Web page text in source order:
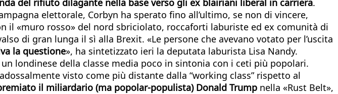
del rifiuto dilagante nella base verso gli ex blairiani liberal in carriera.
elettorale, Corbyn ha sperato fino all’ultimo, se non di vincere,
il «muro rosso» del nord sbriciolato, roccaforti laburiste ed ex comunità di
di gran lunga il sì alla Brexit. «Le persone che avevano votato per l’uscita
la questione», ha sintetizzato ieri la deputata laburista Lisa Nandy.
londinese della classe media poco in sintonia con i ceti più popolari.
visto come più distante dalla “working class” rispetto al
il miliardario (ma popolar-populista) Donald Trump nella «Rust Belt»,